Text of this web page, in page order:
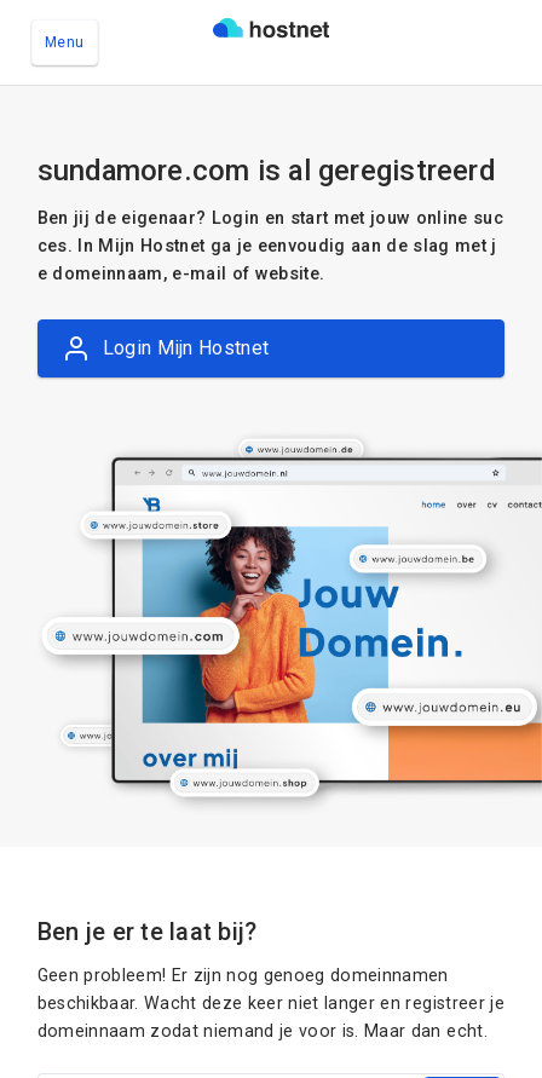
Menu
sundamore.com is al geregistreerd
Ben jij de eigenaar? Login en start met jouw online suc
ces. In Mijn Hostnet ga je eenvoudig aan de slag met j
e domeinnaam, e-mail of website.
Login Mijn Hostnet
Ben je er te laat bij?
Geen probleem! Er zijn nog genoeg domeinnamen
beschikbaar. Wacht deze keer niet langer en registreer je
domeinnaam zodat niemand je voor is. Maar dan echt.